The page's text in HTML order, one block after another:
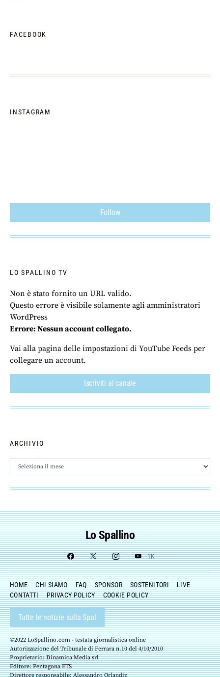
FACEBOOK
INSTAGRAM
Follow
LO SPALLINO TV
Non è stato fornito un URL valido.
Questo errore è visibile solamente agli amministratori
WordPress
Errore: Nessun account collegato.
Vai alla pagina delle impostazioni di YouTube Feeds per
collegare un account.
Iscriviti al canale
ARCHIVIO
Archivio
Lo Spallino
1K
HOME CHI SIAMO FAQ SPONSOR SOSTENITORI
LIVE
CONTATTI
PRIVACY POLICY COOKIE POLICY
Tutte le notizie sulla Spal
©2022 LoSpallino.com - testata giornalistica online
Autorizzazione del Tribunale di Ferrara n.10 del 4/10/2010
Proprietario: Dinamica Media srl
Editore: Pentagona ETS
Direttore responsabile: Alessandro Orlandin